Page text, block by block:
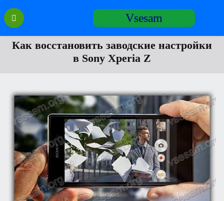
Перейти
содержанию
Vsesam
Как восстановить заводские настройки
в Sony Xperia Z